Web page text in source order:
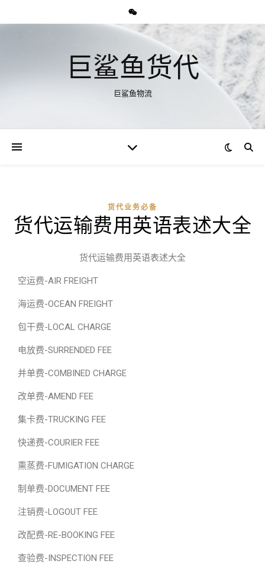
巨鲨鱼货代
巨鲨鱼物流
货代业务必备
货代运输费用英语表述大全
货代运输费用英语表述大全
空运费-AIR FREIGHT
海运费-OCEAN FREIGHT
包干费-LOCAL CHARGE
电放费-SURRENDED FEE
并单费-COMBINED CHARGE
改单费-AMEND FEE
集卡费-TRUCKING FEE
快递费-COURIER FEE
熏蒸费-FUMIGATION CHARGE
制单费-DOCUMENT FEE
注销费-LOGOUT FEE
改配费-RE-BOOKING FEE
查验费-INSPECTION FEE